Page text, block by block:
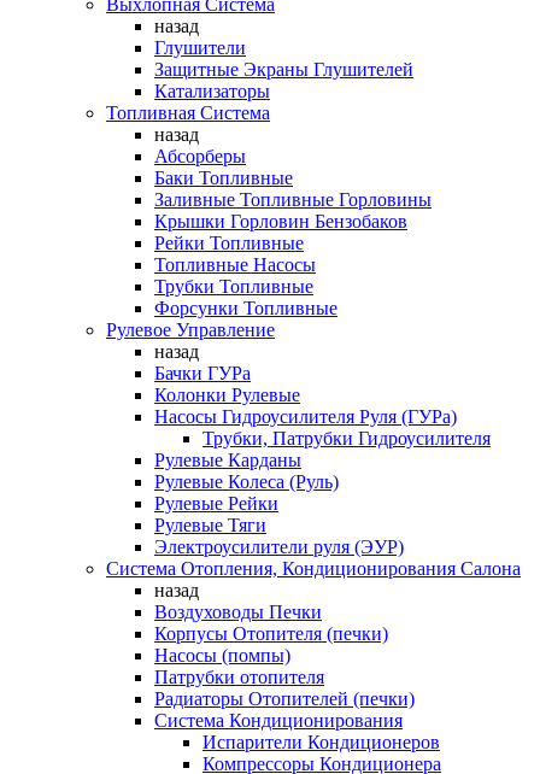
Выхлопная Система
назад
Глушители
Защитные Экраны Глушителей
Катализаторы
Топливная Система
назад
Абсорберы
Баки Топливные
Заливные Топливные Горловины
Крышки Горловин Бензобаков
Рейки Топливные
Топливные Насосы
Трубки Топливные
Форсунки Топливные
Рулевое Управление
назад
Бачки ГУРа
Колонки Рулевые
Насосы Гидроусилителя Руля (ГУРа)
Трубки, Патрубки Гидроусилителя
Рулевые Карданы
Рулевые Колеса (Руль)
Рулевые Рейки
Рулевые Тяги
Электроусилители руля (ЭУР)
Система Отопления, Кондиционирования Салона
назад
Воздуховоды Печки
Корпусы Отопителя (печки)
Насосы (помпы)
Патрубки отопителя
Радиаторы Отопителей (печки)
Система Кондиционирования
Испарители Кондиционеров
Компрессоры Кондиционера